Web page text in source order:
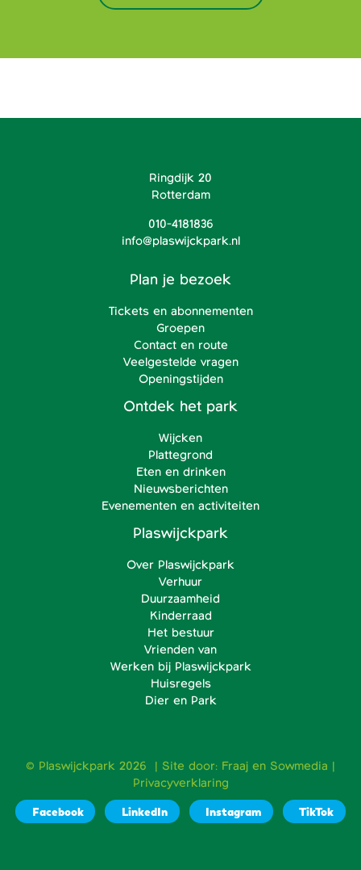
Ringdijk 20
Rotterdam
010-4181836
info@plaswijckpark.nl
Plan je bezoek
Tickets en abonnementen
Groepen
Contact en route
Veelgestelde vragen
Openingstijden
Ontdek het park
Wijcken
Plattegrond
Eten en drinken
Nieuwsberichten
Evenementen en activiteiten
Plaswijckpark
Over Plaswijckpark
Verhuur
Duurzaamheid
Kinderraad
Het bestuur
Vrienden van
Werken bij Plaswijckpark
Huisregels
Dier en Park
© Plaswijckpark 2026 | Site door: Fraaj en Sowmedia |
Privacyverklaring
Facebook
LinkedIn Instagram TikTok